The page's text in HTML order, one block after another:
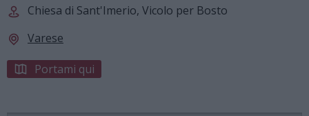
Chiesa di Sant'Imerio, Vicolo per Bosto
Varese
Portami qui